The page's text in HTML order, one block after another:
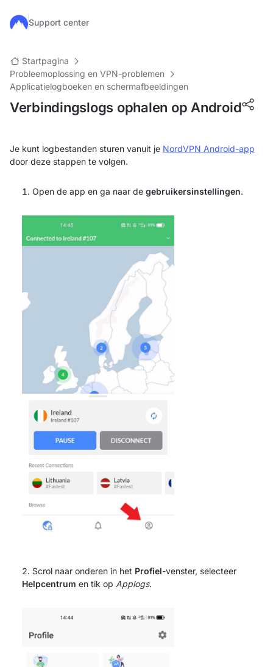
Ga naar de hoofdinhoud
Support center
Startpagina
Probleemoplossing en VPN-problemen
Applicatielogboeken en schermafbeeldingen
Verbindingslogs ophalen op Android
Je kunt logbestanden sturen vanuit je NordVPN Android-app
door deze stappen te volgen.
Open de app en ga naar de gebruikersinstellingen.
Scrol naar onderen in het Profiel-venster, selecteer
Helpcentrum en tik op Applogs.